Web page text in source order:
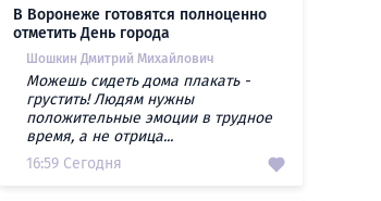
В Воронеже готовятся полноценно
отметить День города
Шошкин Дмитрий Михайлович
Можешь сидеть дома плакать -
грустить! Людям нужны
положительные эмоции в трудное
время, а не отрица...
16:59 Сегодня